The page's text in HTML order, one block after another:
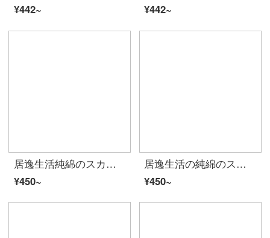
¥442~
¥442~
居逸生活純綿のスカーフA類新疆長綿快適吸水児童用タオル2枚入りレトログリーン/カレー色34*34 cm
¥450~
居逸生活の純綿のスカーフA類新疆の綿毛の快適吸水児童用タオル2枚は灰色/復古緑34*34 cmです。
¥450~